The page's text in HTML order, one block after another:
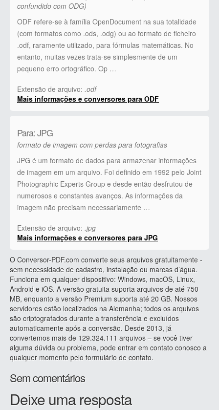
confundido com ODG)
ODF refere-se à família OpenDocument na sua totalidade
(com formatos como .ods, .odg) ou ao formato de ficheiro
.odf, raramente utilizado, para fórmulas matemáticas. No
entanto, muitas vezes trata-se simplesmente de um
pequeno erro ortográfico. Op …
Extensão de arquivo: .odf
Mais informações e conversores para ODF
Para: JPG
formato de imagem com perdas para fotografias
JPG é um formato de dados para armazenar informações
de imagem em um arquivo. Foi definido em 1992 pelo Joint
Photographic Experts Group e desde então desfrutou de
numerosos e constantes avanços. As informações da
imagem não precisam necessariamente …
Extensão de arquivo: .jpg
Mais informações e conversores para JPG
O Conversor-PDF.com converte seus arquivos gratuitamente -
sem necessidade de cadastro, instalação ou marcas d’água.
Funciona em qualquer dispositivo: Windows, macOS, Linux,
Android e iOS. A versão gratuita suporta arquivos de até 750
MB, enquanto a versão Premium suporta até 20 GB. Nossos
servidores estão localizados na Alemanha; todos os arquivos
são criptografados durante a transferência e excluídos
automaticamente após a conversão. Desde 2013, já
convertemos mais de 129.324.111 arquivos – se você tiver
alguma dúvida ou problema, pode entrar em contato conosco a
qualquer momento pelo formulário de contato.
Sem comentários
Deixe uma resposta